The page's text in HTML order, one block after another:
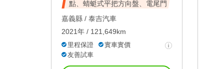
點、蜻蜓式平把方向盤、電尾門
嘉義縣 / 泰吉汽車
2021年 / 121,649km
里程保證
實車實價
友善試車